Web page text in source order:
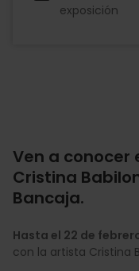
exposición
Ven a
Cristina
Bancaja.
Hasta el 22 de
con la artista Cristina